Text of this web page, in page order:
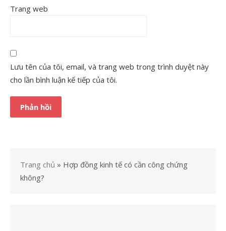
Trang web
Lưu tên của tôi, email, và trang web trong trình duyệt này
cho lần bình luận kế tiếp của tôi.
Trang chủ » Hợp đồng kinh tế có cần công chứng
không?